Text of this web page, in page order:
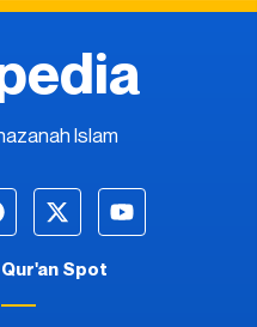
Islam
Qur'an Spot